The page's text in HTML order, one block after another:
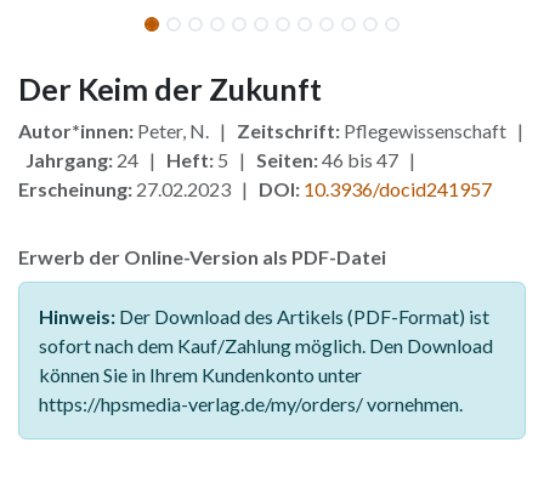
Der Keim der Zukunft
Autor*innen: Peter, N. | Zeitschrift: Pflegewissenschaft |
Jahrgang: 24 | Heft: 5 | Seiten:46 bis 47 |
Erscheinung: 27.02.2023 | DOI: 10.3936/docid241957
Erwerb der Online-Version als PDF-Datei
Hinweis: Der Download des Artikels (PDF-Format) ist
sofort nach dem Kauf/Zahlung möglich. Den Download
können Sie in Ihrem Kundenkonto unter
https://hpsmedia-verlag.de/my/orders/ vornehmen.